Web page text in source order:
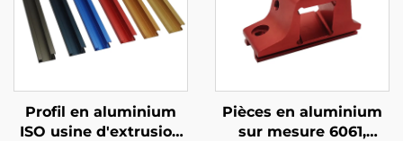
Profil en aluminium
ISO usine d'extrusion
Pièces en aluminium
sur mesure 6061,